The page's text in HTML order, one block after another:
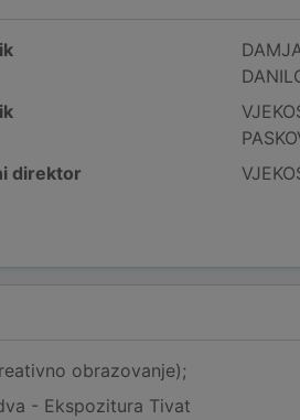
direktor
obrazovanje);
- Ekspozitura Tivat